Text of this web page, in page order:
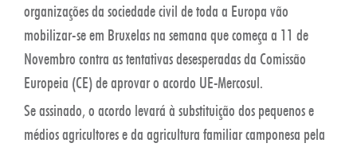
organizações da sociedade civil de toda a Europa vão
mobilizar-se em Bruxelas na semana que começa a 11 de
Novembro contra as tentativas desesperadas da Comissão
Europeia (CE) de aprovar o acordo UE-Mercosul.
Se assinado, o acordo levará à substituição dos pequenos e
médios agricultores e da agricultura familiar camponesa pela